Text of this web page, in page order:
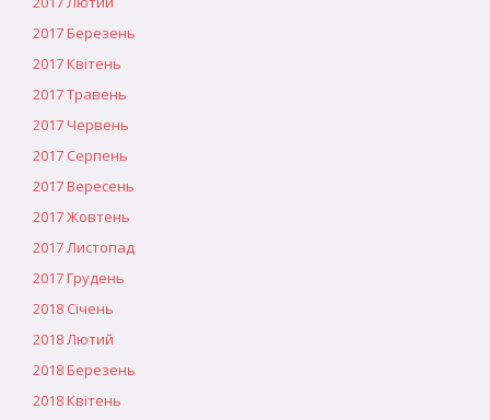
2017 Березень
2017 Квітень
2017 Травень
2017 Червень
2017 Серпень
2017 Вересень
2017 Жовтень
2017 Листопад
2017 Грудень
2018 Січень
2018 Лютий
2018 Березень
2018 Квітень